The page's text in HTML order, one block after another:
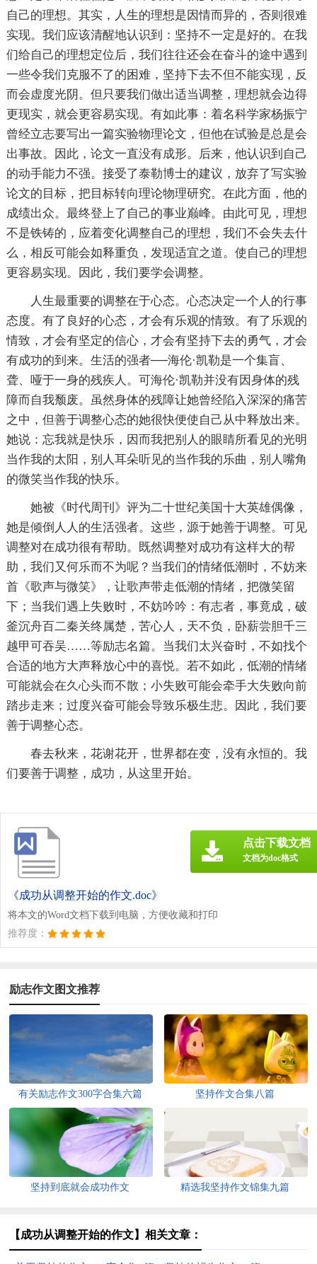
自己的理想。其实，人生的理想是因情而异的，否则很难
实现。我们应该清醒地认识到：坚持不一定是好的。在我
们给自己的理想定位后，我们往往还会在奋斗的途中遇到
一些令我们克服不了的困难，坚持下去不但不能实现，反
而会虚度光阴。但只要我们做出适当调整，理想就会边得
更现实，就会更容易实现。有如此事：着名科学家杨振宁
曾经立志要写出一篇实验物理论文，但他在试验是总是会
出事故。因此，论文一直没有成形。后来，他认识到自己
的动手能力不强。接受了泰勒博士的建议，放弃了写实验
论文的目标，把目标转向理论物理研究。在此方面，他的
成绩出众。最终登上了自己的事业巅峰。由此可见，理想
不是铁铸的，应着变化调整自己的理想，我们不会失去什
么，相反可能会如释重负，发现适宜之道。使自己的理想
更容易实现。因此，我们要学会调整。
人生最重要的调整在于心态。心态决定一个人的行事
态度。有了良好的心态，才会有乐观的情致。有了乐观的
情致，才会有坚定的信心，才会有坚持下去的勇气，才会
有成功的到来。生活的强者──海伦·凯勒是一个集盲、
聋、哑于一身的残疾人。可海伦·凯勒并没有因身体的残
障而自我颓废。虽然身体的残障让她曾经陷入深深的痛苦
之中，但善于调整心态的她很快便使自己从中释放出来。
她说：忘我就是快乐，因而我把别人的眼睛所看见的光明
当作我的太阳，别人耳朵听见的当作我的乐曲，别人嘴角
的微笑当作我的快乐。
她被《时代周刊》评为二十世纪美国十大英雄偶像，
她是倾倒人人的生活强者。这些，源于她善于调整。可见
调整对在成功很有帮助。既然调整对成功有这样大的帮
助，我们又何乐而不为呢？当我们的情绪低潮时，不妨来
首《歌声与微笑》，让歌声带走低潮的情绪，把微笑留
下；当我们遇上失败时，不妨吟吟：有志者，事竟成，破
釜沉舟百二秦关终属楚，苦心人，天不负，卧薪尝胆千三
越甲可吞吴……等励志名篇。当我们太兴奋时，不如找个
合适的地方大声释放心中的喜悦。若不如此，低潮的情绪
可能就会在久心头而不散；小失败可能会牵手大失败向前
踏步走来；过度兴奋可能会导致乐极生悲。因此，我们要
善于调整心态。
春去秋来，花谢花开，世界都在变，没有永恒的。我
们要善于调整，成功，从这里开始。
《成功从调整开始的作文.doc》
将本文的Word文档下载到电脑，方便收藏和打印
推荐度：
点击下载文档
文档为doc格式
励志作文图文推荐
有关励志作文300字合集六篇 坚持作文合集八篇
坚持到底就会成功作文 精选我坚持作文锦集九篇
【成功从调整开始的作文】相关文章：